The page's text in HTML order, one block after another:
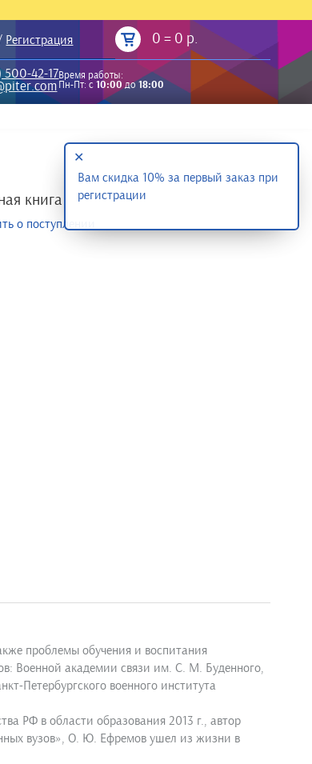
Регистрация 0 = 0 р.
42-17Время работы:
Пн-Пт: с10:00до18:00
книга
о поступлении
проблемы обучения и воспитания
Военной академии связи им. С. М. Буденного,
Петербургского военного института
РФ в области образования 2013 г., автор
вузов», О. Ю. Ефремов ушел из жизни в
Вам скидка 10% за первый заказ при
регистрации
✕